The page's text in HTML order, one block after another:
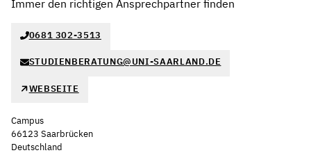
Immer den richtigen Ansprechpartner finden
0681 302-3513
STUDIENBERATUNG@UNI-SAARLAND.DE
WEBSEITE
Campus
66123 Saarbrücken
Deutschland